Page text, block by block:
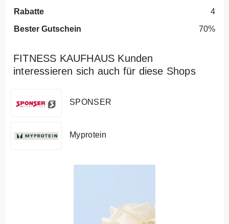
Rabatte
4
Bester Gutschein
70%
FITNESS KAUFHAUS Kunden
interessieren sich auch für diese Shops
SPONSER
Myprotein